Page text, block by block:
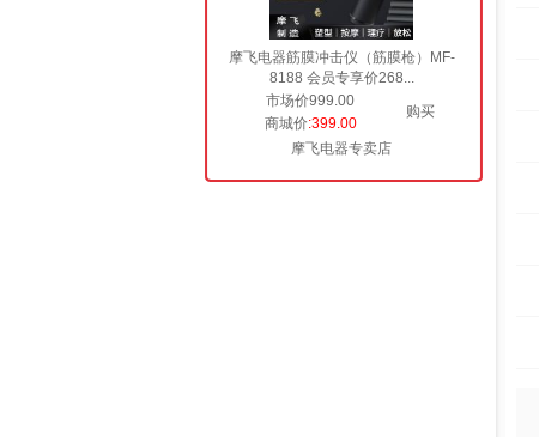
摩飞电器筋膜冲击仪（筋膜枪）MF-
8188 会员专享价268...
市场价999.00
购买
商城价:399.00
摩飞电器专卖店